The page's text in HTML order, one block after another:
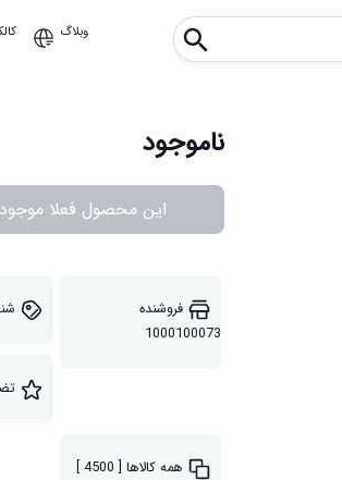
وبلاگ
ناموجود
این محصول فعلا
فروشنده
1000100073
همه کالاها [ 4500 ]